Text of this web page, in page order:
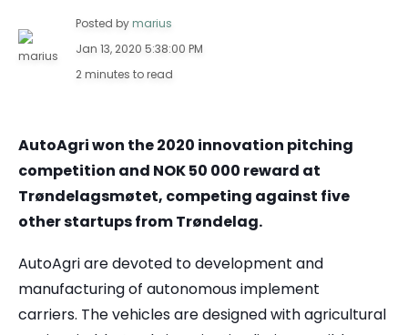
Posted bymarius
Jan 13, 2020 5:38:00 PM
2 minutes to read
AutoAgri won the 2020 innovation pitching
competition and NOK 50 000 reward at
Trøndelagsmøtet, competing against five
other startups from Trøndelag.
AutoAgri are devoted to development and
manufacturing of autonomous implement
carriers. The vehicles are designed with agricultural